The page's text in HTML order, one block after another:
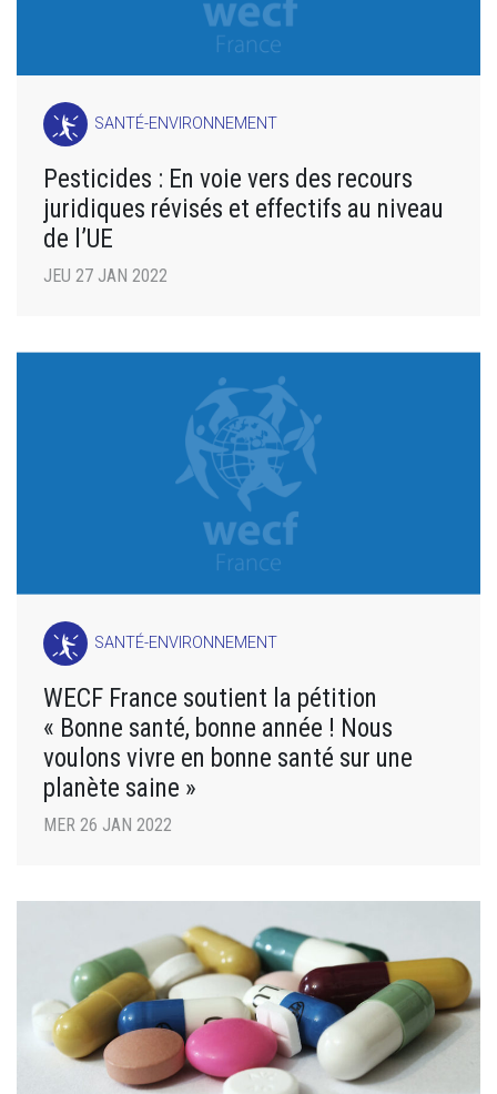
SANTÉ-ENVIRONNEMENT
Pesticides : En voie vers des recours
juridiques révisés et effectifs au niveau
de l’UE
JEU 27 JAN 2022
SANTÉ-ENVIRONNEMENT
WECF France soutient la pétition
« Bonne santé, bonne année ! Nous
voulons vivre en bonne santé sur une
planète saine »
MER 26 JAN 2022